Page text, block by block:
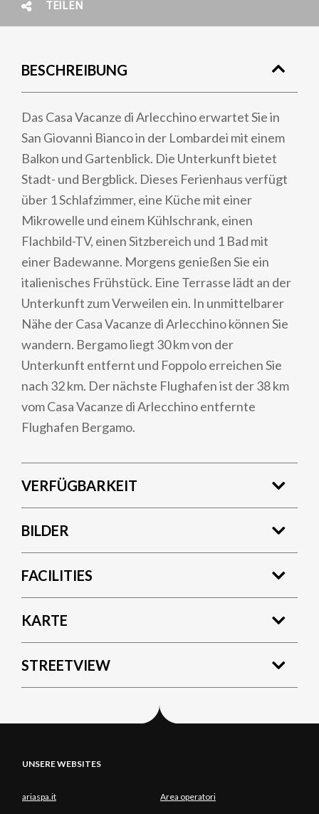
TEILEN
BESCHREIBUNG
Das Casa Vacanze di Arlecchino erwartet Sie in
San Giovanni Bianco in der Lombardei mit einem
Balkon und Gartenblick. Die Unterkunft bietet
Stadt- und Bergblick. Dieses Ferienhaus verfügt
über 1 Schlafzimmer, eine Küche mit einer
Mikrowelle und einem Kühlschrank, einen
Flachbild-TV, einen Sitzbereich und 1 Bad mit
einer Badewanne. Morgens genießen Sie ein
italienisches Frühstück. Eine Terrasse lädt an der
Unterkunft zum Verweilen ein. In unmittelbarer
Nähe der Casa Vacanze di Arlecchino können Sie
wandern. Bergamo liegt 30 km von der
Unterkunft entfernt und Foppolo erreichen Sie
nach 32 km. Der nächste Flughafen ist der 38 km
vom Casa Vacanze di Arlecchino entfernte
Flughafen Bergamo.
VERFÜGBARKEIT
BILDER
FACILITIES
KARTE
STREETVIEW
UNSERE WEBSITES
ariaspa.it Area operatori